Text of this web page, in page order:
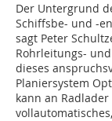
Der Untergrund
Schiffsbe- und -
sagt Peter
Rohrleitungs-
dieses
Planiersystem
kann an